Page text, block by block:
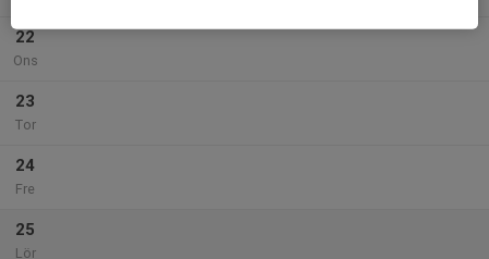
22
Ons
23
Tor
24
Fre
25
Lör